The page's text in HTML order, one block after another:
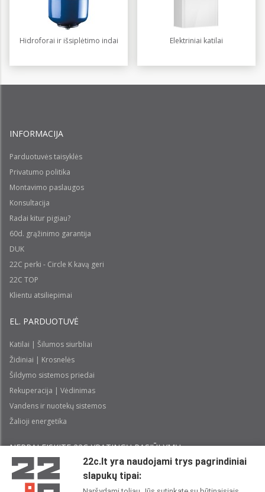
Hidroforai ir išsiplėtimo indai Elektriniai katilai
INFORMACIJA
Parduotuvės taisyklės
Privatumo politika
Montavimo paslaugos
Konsultacija
Radai kitur pigiau?
60d. grąžinimo garantija
DUK
22C perki - Circle K kavą geri
22C TOP
Klientu atsiliepimai
EL. PARDUOTUVĖ
Katilai | Šilumos siurbliai
Židiniai | Krosnelės
Šildymo sistemos priedai
Rekuperacija | Vėdinimas
Vandens ir nuotekų sistemos
Žalioji energetika
NEPRALEISKITE 22С YPATINGŲ PASIŪLYMŲ:
22c.lt yra naudojami trys pagrindiniai
slapukų tipai: